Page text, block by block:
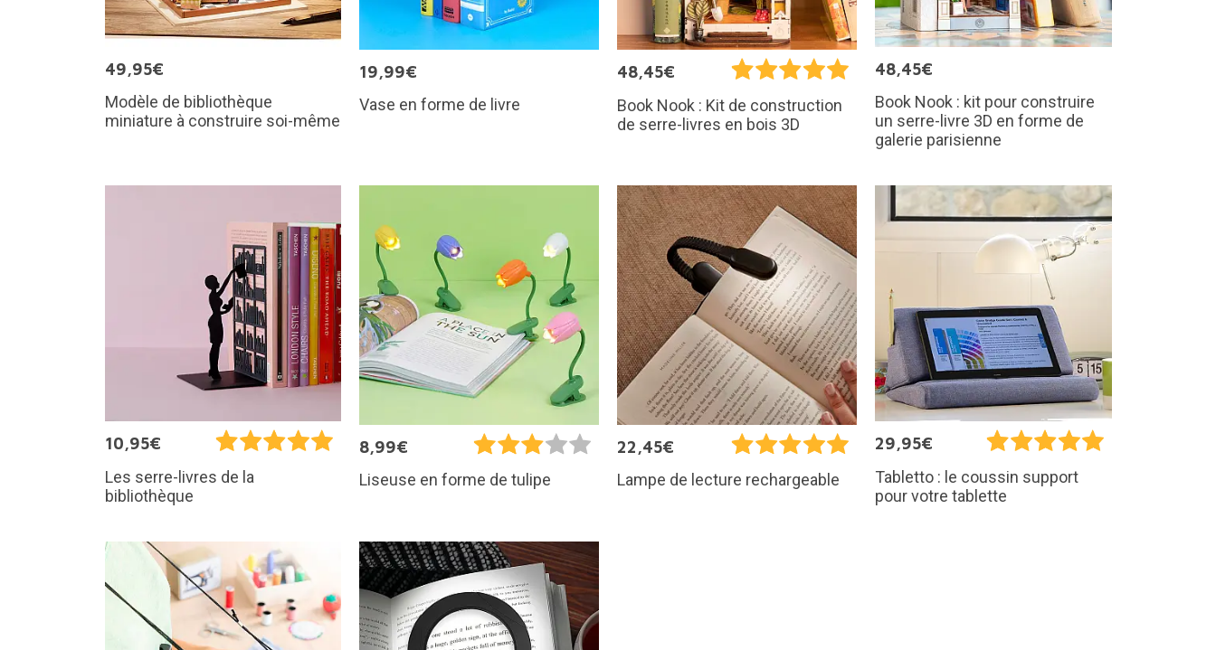
49,95€
Modèle de bibliothèque
miniature à construire soi-même
19,99€
Vase en forme de livre
48,45€
Book Nook : Kit de construction
de serre-livres en bois 3D
48,45€
Book Nook : kit pour construire
un serre-livre 3D en forme de
galerie parisienne
10,95€
Les serre-livres de la
bibliothèque
8,99€
Liseuse en forme de tulipe
22,45€
Lampe de lecture rechargeable
29,95€
Tabletto : le coussin support
pour votre tablette